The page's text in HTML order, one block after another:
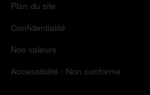
Plan du site
Confidentialité
Nos valeurs
Accessibilité : Non conforme